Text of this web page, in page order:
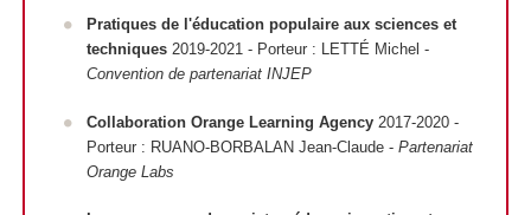
Pratiques de l'éducation populaire aux sciences et
techniques 2019-2021 - Porteur : LETTÉ Michel -
Convention de partenariat INJEP
Collaboration Orange Learning Agency 2017-2020 -
Porteur : RUANO-BORBALAN Jean-Claude - Partenariat
Orange Labs